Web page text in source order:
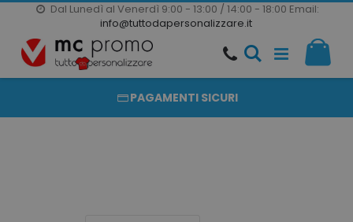
Dal Lunedì al Venerdì 9:00 - 13:00 / 14:00 - 18:00 Email:
info@tuttodapersonalizzare.it
Salta
al
contenuto
20000 PRODOTTI
PRODOTTI COMPLETAMENTE PERSONALIZZABILI
PAGAMENTI SICURI